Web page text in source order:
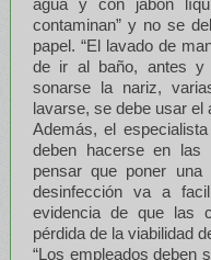
contaminan” y no se
papel. “El lavado de
de ir al baño, antes y
sonarse la nariz,
lavarse, se debe usar el
Además, el
deben hacerse en las
pensar que poner
desinfección va a
evidencia de que las
pérdida de la viabilidad
“Los empleados deben